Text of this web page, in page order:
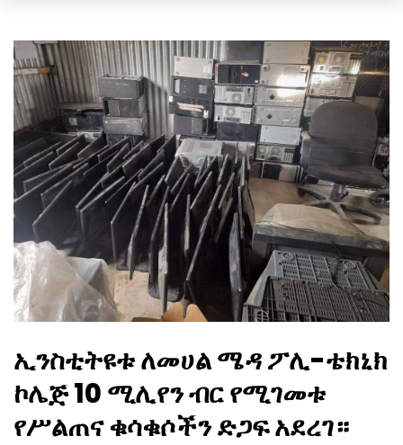
ኢንስቲትዩቱ ለመሀል ሜዳ ፖሊ-ቴክኒክ
ኮሌጅ 10 ሚሊየን ብር የሚገመቱ
የሥልጠና ቁሳቁሶችን ድጋፍ አደረገ።